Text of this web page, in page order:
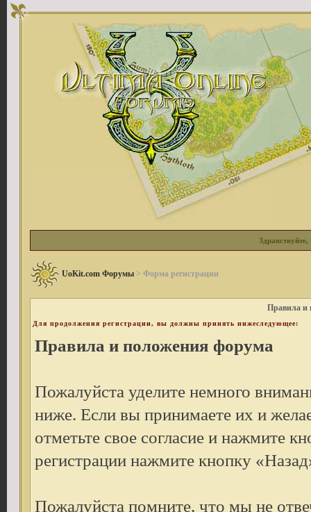
Здравствуйте,
UoKit.com Форумы > Форма регистрации
Правила и
Для продолжения регистрации, вы должны принять нижеследующее:
Правила и положения форума
Пожалуйста уделите немного
ниже. Если вы принимаете их и
отметьте свое согласие и нажмите
регистрации нажмите кнопку
Пожалуйста помните, что мы не